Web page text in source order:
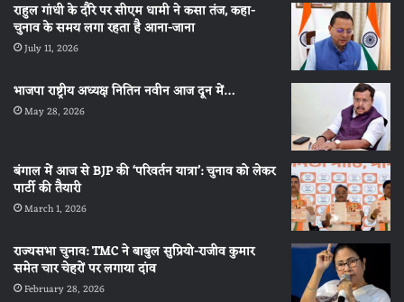
राहुल गांधी के दौरे पर सीएम धामी ने कसा तंज, कहा-
चुनाव के समय लगा रहता है आना-जाना
July 11, 2026
भाजपा राष्ट्रीय अध्यक्ष नितिन नवीन आज दून में…
May 28, 2026
बंगाल में आज से BJP की ‘परिवर्तन यात्रा’: चुनाव को लेकर
पार्टी की तैयारी
March 1, 2026
राज्यसभा चुनाव: TMC ने बाबुल सुप्रियो-राजीव कुमार
समेत चार चेहरों पर लगाया दांव
February 28, 2026